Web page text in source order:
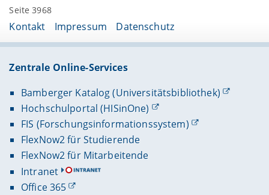
Seite 3968
Kontakt Impressum Datenschutz
Zentrale Online-Services
Bamberger Katalog (Universitätsbibliothek)
Hochschulportal (HISinOne)
FIS (Forschungsinformationssystem)
FlexNow2 für Studierende
FlexNow2 für Mitarbeitende
Intranet
Office 365